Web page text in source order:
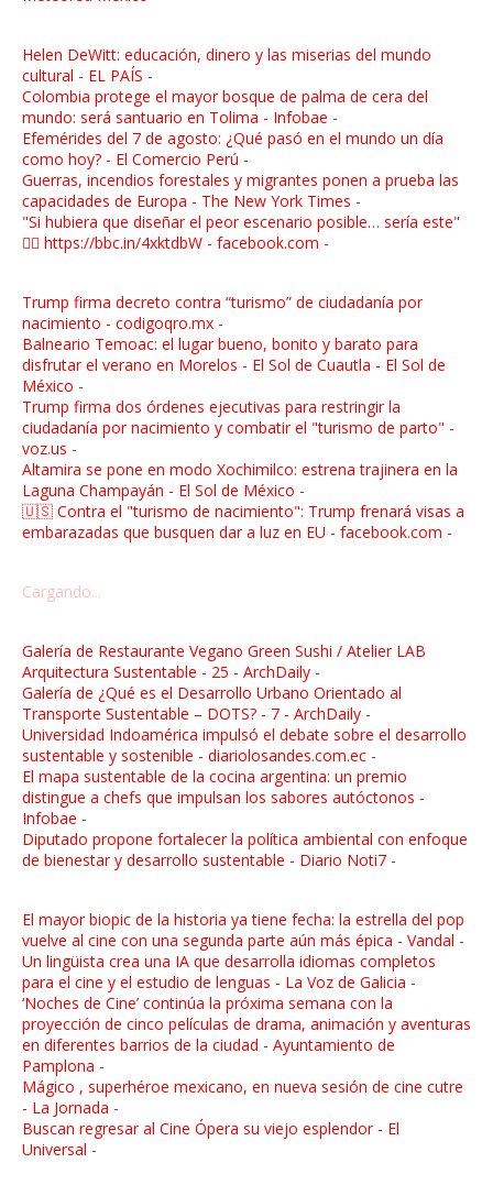
Helen DeWitt: educación, dinero y las miserias del mundo
cultural - EL PAÍS -
Colombia protege el mayor bosque de palma de cera del
mundo: será santuario en Tolima - Infobae -
Efemérides del 7 de agosto: ¿Qué pasó en el mundo un día
como hoy? - El Comercio Perú -
Guerras, incendios forestales y migrantes ponen a prueba las
capacidades de Europa - The New York Times -
"Si hubiera que diseñar el peor escenario posible… sería este"
👉🏼 https://bbc.in/4xktdbW - facebook.com -
Trump firma decreto contra “turismo” de ciudadanía por
nacimiento - codigoqro.mx -
Balneario Temoac: el lugar bueno, bonito y barato para
disfrutar el verano en Morelos - El Sol de Cuautla - El Sol de
México -
Trump firma dos órdenes ejecutivas para restringir la
ciudadanía por nacimiento y combatir el "turismo de parto" -
voz.us -
Altamira se pone en modo Xochimilco: estrena trajinera en la
Laguna Champayán - El Sol de México -
🇺🇸 Contra el "turismo de nacimiento": Trump frenará visas a
embarazadas que busquen dar a luz en EU - facebook.com -
Cargando...
Galería de Restaurante Vegano Green Sushi / Atelier LAB
Arquitectura Sustentable - 25 - ArchDaily -
Galería de ¿Qué es el Desarrollo Urbano Orientado al
Transporte Sustentable – DOTS? - 7 - ArchDaily -
Universidad Indoamérica impulsó el debate sobre el desarrollo
sustentable y sostenible - diariolosandes.com.ec -
El mapa sustentable de la cocina argentina: un premio
distingue a chefs que impulsan los sabores autóctonos -
Infobae -
Diputado propone fortalecer la política ambiental con enfoque
de bienestar y desarrollo sustentable - Diario Noti7 -
El mayor biopic de la historia ya tiene fecha: la estrella del pop
vuelve al cine con una segunda parte aún más épica - Vandal -
Un lingüista crea una IA que desarrolla idiomas completos
para el cine y el estudio de lenguas - La Voz de Galicia -
‘Noches de Cine’ continúa la próxima semana con la
proyección de cinco películas de drama, animación y aventuras
en diferentes barrios de la ciudad - Ayuntamiento de
Pamplona -
Mágico , superhéroe mexicano, en nueva sesión de cine cutre
- La Jornada -
Buscan regresar al Cine Ópera su viejo esplendor - El
Universal -